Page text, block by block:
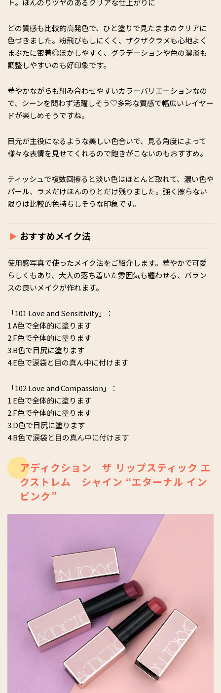
ト。ほんのりツヤのあるクリアな仕上がりに
どの質感も比較的高発色で、ひと塗りで見たままのクリアに
色づきました。粉飛びもしにくく、ザクザクラメも心地よく
まぶたに密着◎ぼかしやすく、グラデーションや色の濃淡も
調整しやすいのも好印象です。
華やかながらも組み合わせやすいカラーバリエーションなの
で、シーンを問わず活躍しそう♡多彩な質感で幅広いレイヤー
ドが楽しめそうですね。
目元が主役になるような美しい色合いで、見る角度によって
様々な表情を見せてくれるので飽きがこないのもおすすめ。
ティッシュで複数回擦ると淡い色はほとんど取れて、濃い色や
パール、ラメだけほんのりとだけ残りました。強く擦らない
限りは比較的色持ちしそうな印象です。
おすすめメイク法
使用感写真で使ったメイク法をご紹介します。華やかで可愛
らしくもあり、大人の落ち着いた雰囲気も纏わせる、バラン
スの良いメイクが作れます。
「101 Love and Sensitivity」：
1.A色で全体的に塗ります
2.F色で全体的に塗ります
3.B色で目尻に塗ります
4.E色で涙袋と目の真ん中に付けます
「102 Love and Compassion」：
1.E色で全体的に塗ります
2.F色で全体的に塗ります
3.D色で目尻に塗ります
4.B色で涙袋と目の真ん中に付けます
アディクション ザ リップスティック エ
クストレム シャイン “エターナル イン
ピンク”